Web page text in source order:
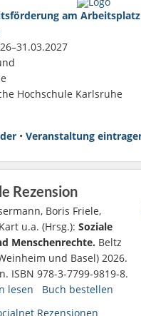
am
Hochschule Karlsruhe
• Veranstaltung
Rezension
Boris Friele,
u.a. (Hrsg.): Soziale
Menschenrechte. Beltz
und Basel) 2026.
ISBN 978-3-7799-9819-8.
lesen
Buch bestellen
Rezensionen